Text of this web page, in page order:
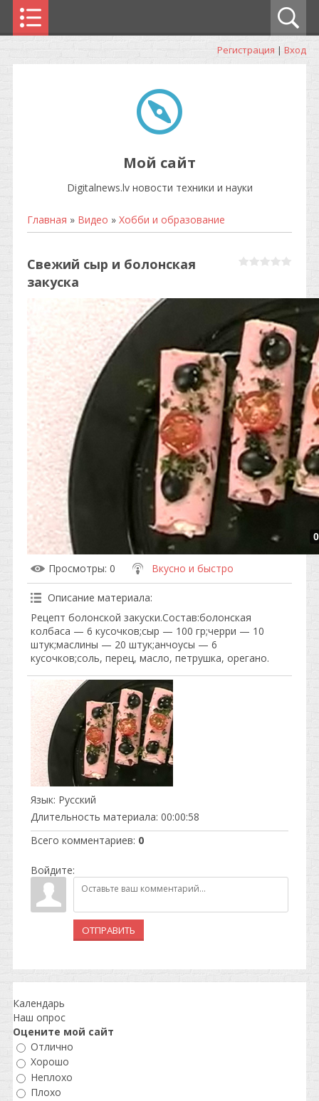
Регистрация | Вход
Мой сайт
Digitalnews.lv новости техники и науки
Главная » Видео » Хобби и образование
Свежий сыр и болонская
закуска
Просмотры: 0 Вкусно и быстро
Описание материала:
Рецепт болонской закуски.Состав:болонская
колбаса — 6 кусочков;сыр — 100 гр;черри — 10
штук;маслины — 20 штук;анчоусы — 6
кусочков;соль, перец, масло, петрушка, орегано.
Язык: Русский
Длительность материала: 00:00:58
Всего комментариев: 0
Войдите:
ОТПРАВИТЬ
Календарь
Наш опрос
Оцените мой сайт
Отлично
Хорошо
Неплохо
Плохо